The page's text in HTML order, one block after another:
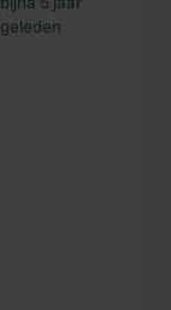
geleden